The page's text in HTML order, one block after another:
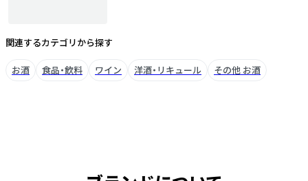
関連するカテゴリから探す
お酒 食品・飲料 ワイン 洋酒・リキュール その他 お酒